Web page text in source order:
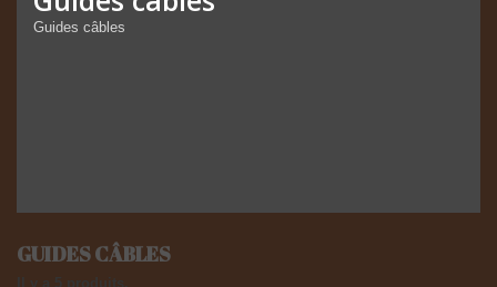
Guides câbles
GUIDES CÂBLES
Il y a 5 produits.